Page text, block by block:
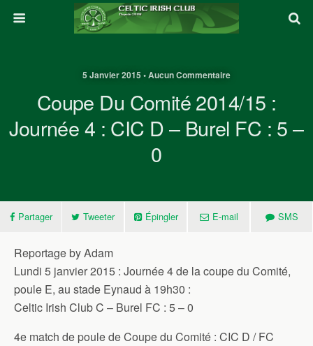
5 Janvier 2015 • Aucun Commentaire
Coupe Du Comité 2014/15 :
Journée 4 : CIC D – Burel FC : 5 –
0
Partager Tweeter Épingler E-mail SMS
Reportage by Adam
Lundi 5 janvier 2015 : Journée 4 de la coupe du Comité,
poule E, au stade Eynaud à 19h30 :
Celtic Irish Club C – Burel FC : 5 – 0
4e match de poule de Coupe du Comité : CIC D / FC